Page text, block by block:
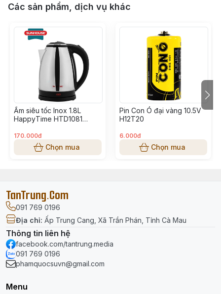
Khả năng chịu nhiệt tốt, hạn chế biến dạng khi sử
Tiếp điểm chắc chắn
, đảm bảo tiếp xúc điện ổn định
Vỏ nhựa bền, chịu va đập
, giảm nguy cơ nứt vỡ
Thiết kế nhỏ gọn, thuận tiện lắp đặt và thay thế
Thông số kỹ thuật
Thương hiệu:SOPOKA
Model:P3000W 2+
Loại sản phẩm: Phích cắm siêu chịu tải
Công suất chịu tải:
Điện áp:220V
Dòng điện định mức:15A
Quy cách đóng gói
Hộp: 30 chiếc
Thùng:120 chiếc
Ứng dụng phù hợp
Dùng cho ổ cắm, dây nguồn thiết bị công suất lớn
Thay thế phích cắm cũ kém an toàn
Các sản phẩm, dịch vụ khác
Ấm siêu tốc Inox 1.8L
HappyTime HTD1081
170.000đ
Chọn mua
Pin Con Ó đại vàng 10.5V
H12T20
6.000đ
Chọn mua
TanTrung.Com
091 769 0196
Địa chỉ: Ấp Trung Cang, Xã Trần Phán, Tỉnh Cà Mau
Thông tin liên hệ
facebook.com/tantrung.media
091 769 0196
phamquocsuvn@gmail.com
Menu